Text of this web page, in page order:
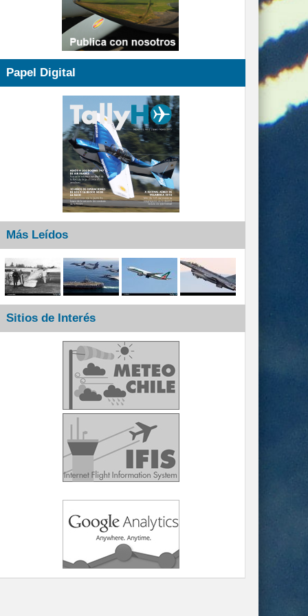
Papel Digital
Más Leídos
Sitios de Interés